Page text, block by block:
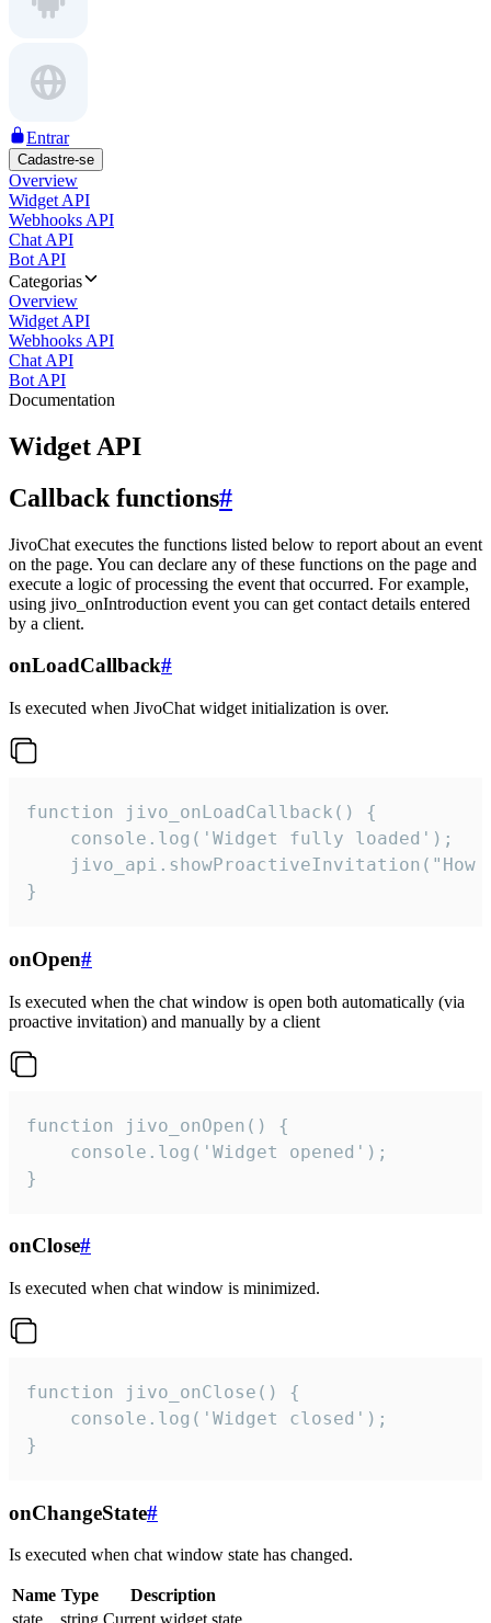
Entrar
Cadastre-se
Overview
Widget API
Webhooks API
Chat API
Bot API
Categorias
Overview
Widget API
Webhooks API
Chat API
Bot API
Documentation
Widget API
Callback functions#
JivoChat executes the functions listed below to report about an event
on the page. You can declare any of these functions on the page and
execute a logic of processing the event that occurred. For example,
using jivo_onIntroduction event you can get contact details entered
by a client.
onLoadCallback#
Is executed when JivoChat widget initialization is over.
function jivo_onLoadCallback() {
    console.log('Widget fully loaded');
jivo_api.showProactiveInvitation("How
}
onOpen#
Is executed when the chat window is open both automatically (via
proactive invitation) and manually by a client
function jivo_onOpen() {
    console.log('Widget opened');
}
onClose#
Is executed when chat window is minimized.
function jivo_onClose() {
    console.log('Widget closed');
}
onChangeState#
Is executed when chat window state has changed.
Name Type
Description